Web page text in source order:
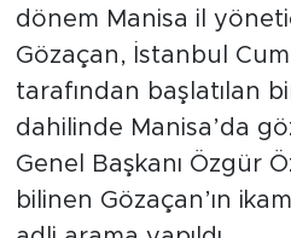
Cumhuriyet Halk
dönem Manisa il
Gözaçan, İstanbul
tarafından başlatılan
dahilinde Manisa’da
Genel Başkanı Özgür
bilinen Gözaçan’ın